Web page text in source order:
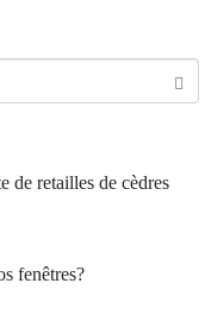
de retailles de cèdres
fenêtres?